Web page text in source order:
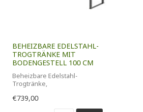
BEHEIZBARE EDELSTAHL-
TROGTRÄNKE MIT
BODENGESTELL 100 CM
Beheizbare Edelstahl-
Trogtränke,
€739,00